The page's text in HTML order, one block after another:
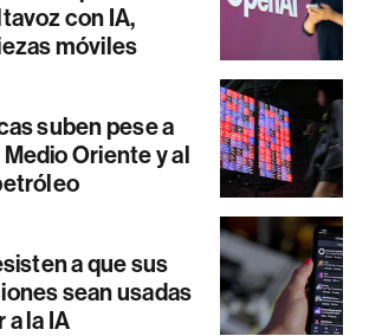
con IA,
móviles
suben pese a
Oriente y al
a que sus
sean usadas
a la IA